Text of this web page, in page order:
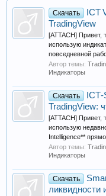
Скачать
ICT
TradingView
[ATTACH] Привет,
использую
повседневной
Автор темы:
Индикаторы
Скачать
TradingView:
[ATTACH] Привет,
использую
Intelligence** прямо
Автор темы:
Индикаторы
Скачать
ликвидности